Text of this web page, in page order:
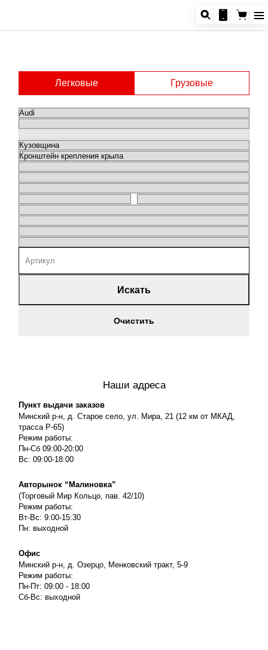
Легковые Грузовые
Искать
Очистить
Наши адреса
Пункт выдачи заказов
Минский р-н, д. Старое село, ул. Мира, 21 (12 км от МКАД,
трасса P-65)
Режим работы:
Пн-Сб 09:00-20:00
Вс: 09:00-18:00
Авторынок “Малиновка”
(Торговый Мир Кольцо, пав. 42/10)
Режим работы:
Вт-Вс: 9:00-15:30
Пн: выходной
Офис
Минский р-н, д. Озерцо, Менковский тракт, 5-9
Режим работы:
Пн-Пт: 09:00 - 18:00
Сб-Вс: выходной